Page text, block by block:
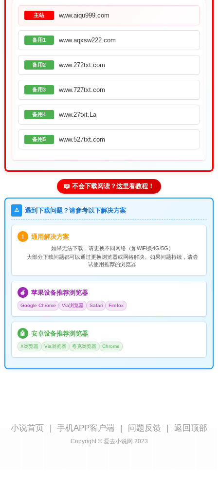
主站 www.aiqu999.com
备用1 www.aqxsw222.com
备用2 www.272txt.com
备用3 www.727txt.com
备用4 www.27txt.La
备用5 www.527txt.com
📖 不会下载阅读？这里看教程！
⚠️ 遇到下载问题？请参考以下解决方案
1 通用解决方案
如果无法下载，请更换不同网络（如WiFi换4G/5G）
大部分下载问题都可以通过更换浏览器或网络解决。如果问题持续，请尝
试使用推荐的浏览器
🍎 苹果设备推荐浏览器
Google Chrome Via浏览器 Safari Firefox
🤖 安卓设备推荐浏览器
X浏览器 Via浏览器 夸克浏览器 Chrome
小说首页 手机APP客户端 问题反馈 返回顶部
Copyright © 爱去小说网 2023